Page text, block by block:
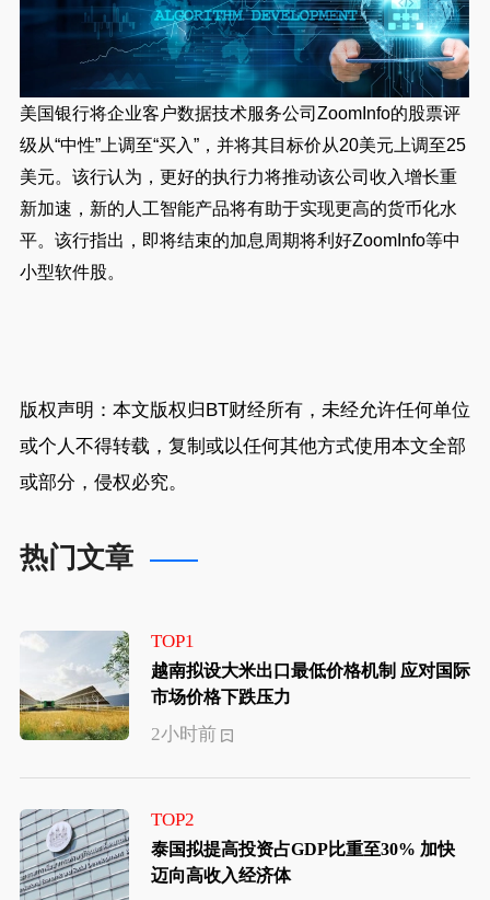
美国银行将企业客户数据技术服务公司 ZoomInfo的股票评
级从“中性”上调至“买入”，并将其目标价从20美元上调至25
美元。该行认为，更好的执行力将推动该公司收入增长重
新加速，新的人工智能产品将有助于实现更高的货币化水
平。该行指出，即将结束的加息周期将利好ZoomInfo等中
小型软件股。
版权声明：本文版权归BT财经所有，未经允许任何单位
或个人不得转载，复制或以任何其他方式使用本文全部
或部分，侵权必究。
热门文章
TOP1
越南拟设大米出口最低价格机制 应对国际
市场价格下跌压力
2小时前
TOP2
泰国拟提高投资占GDP比重至30% 加快
迈向高收入经济体